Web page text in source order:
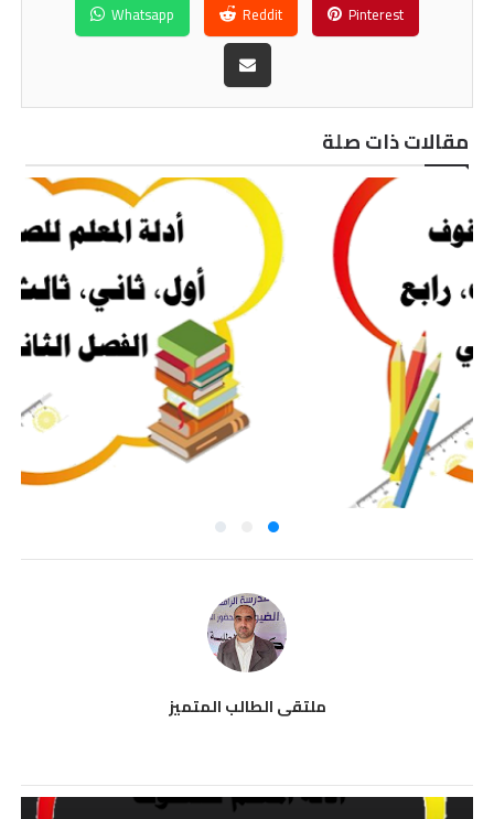
Pinterest
Reddit
Whatsapp
مقالات ذات صلة
ملتقى الطالب المتميز